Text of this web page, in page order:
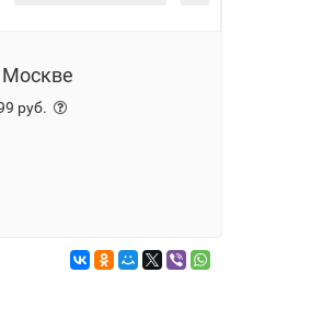
руб.